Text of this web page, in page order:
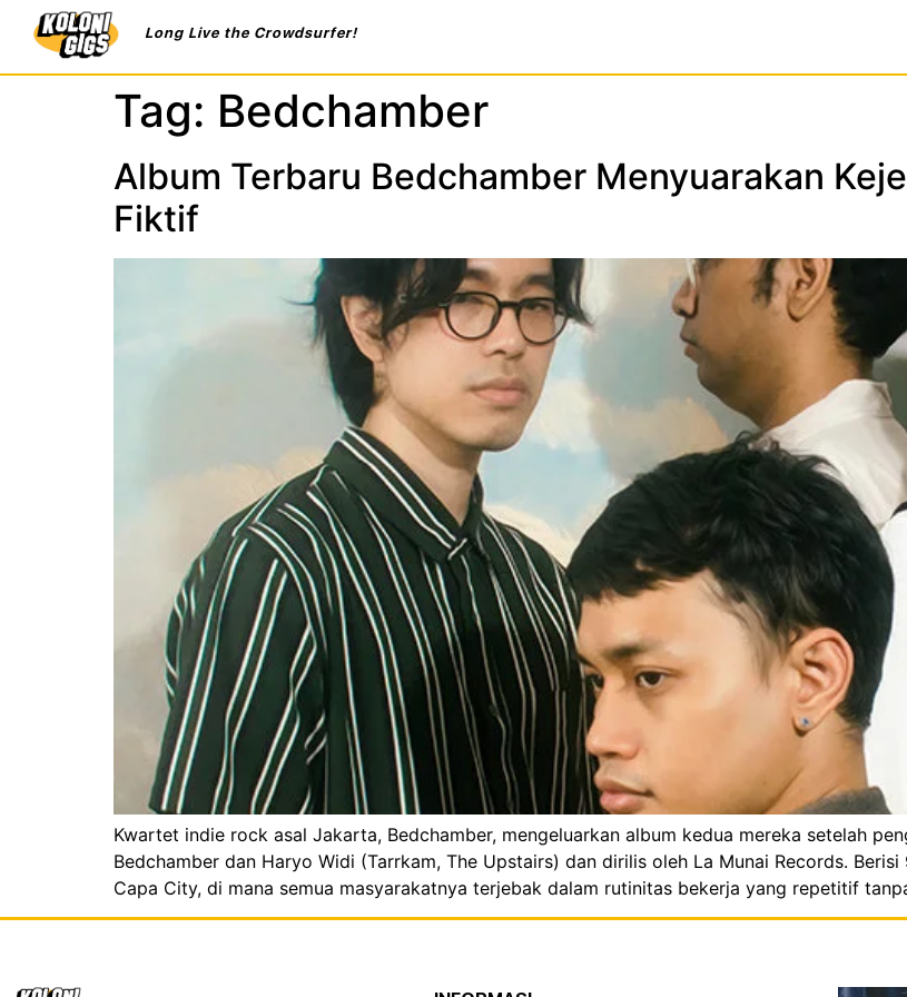
Long Live the Crowdsurfer!
Tag: Bedchamber
Album Terbaru Bedchamber Menyuarakan
Fiktif
Kwartet indie rock asal Jakarta, Bedchamber, mengeluarkan album kedua mereka setelah
Bedchamber dan Haryo Widi (Tarrkam, The Upstairs) dan dirilis oleh La Munai Records.
Capa City, di mana semua masyarakatnya terjebak dalam rutinitas bekerja yang repetitif